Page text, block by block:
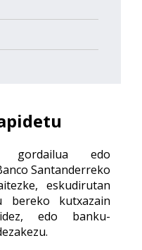
gordailua edo
Santanderreko
eskudirutan
bereko kutxazain
edo banku-